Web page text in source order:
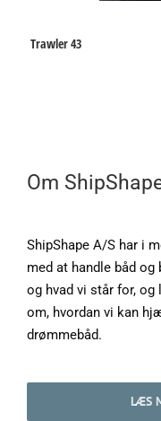
Trawler 43
Om
ShipShape A/S har i
med at handle båd
og hvad vi står for,
om, hvordan vi kan
drømmebåd.
LÆS